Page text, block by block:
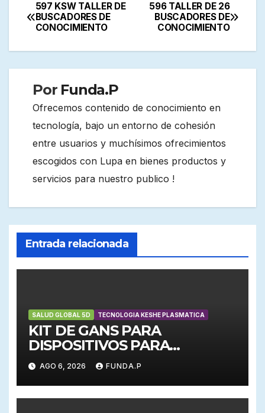
Navegación
de
596 TALLER DE 26
BUSCADORES DE
CONOCIMIENTO
597 KSW TALLER DE
BUSCADORES DE
CONOCIMIENTO
Por Funda.P
Ofrecemos contenido de conocimiento en
tecnología, bajo un entorno de cohesión
entre usuarios y muchísimos ofrecimientos
escogidos con Lupa en bienes productos y
servicios para nuestro publico !
Entrada relacionada
SALUD GLOBAL 5D TECNOLOGIA KESHE PLASMATICA
KIT DE GANS PARA
DISPOSITIVOS PARA
EMERGENCIAS
AGO 6, 2026 FUNDA.P